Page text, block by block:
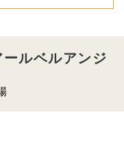
ルベルアンジ